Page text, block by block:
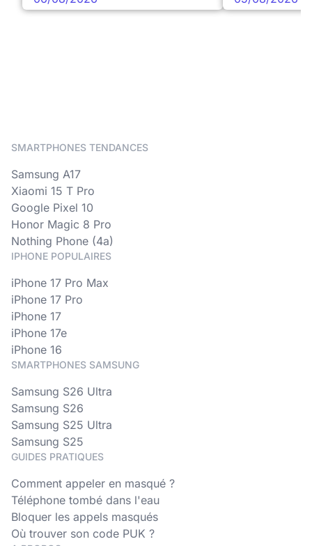
SMARTPHONES TENDANCES
Samsung A17
Xiaomi 15 T Pro
Google Pixel 10
Honor Magic 8 Pro
Nothing Phone (4a)
IPHONE POPULAIRES
iPhone 17 Pro Max
iPhone 17 Pro
iPhone 17
iPhone 17e
iPhone 16
SMARTPHONES SAMSUNG
Samsung S26 Ultra
Samsung S26
Samsung S25 Ultra
Samsung S25
GUIDES PRATIQUES
Comment appeler en masqué ?
Téléphone tombé dans l'eau
Bloquer les appels masqués
Où trouver son code PUK ?